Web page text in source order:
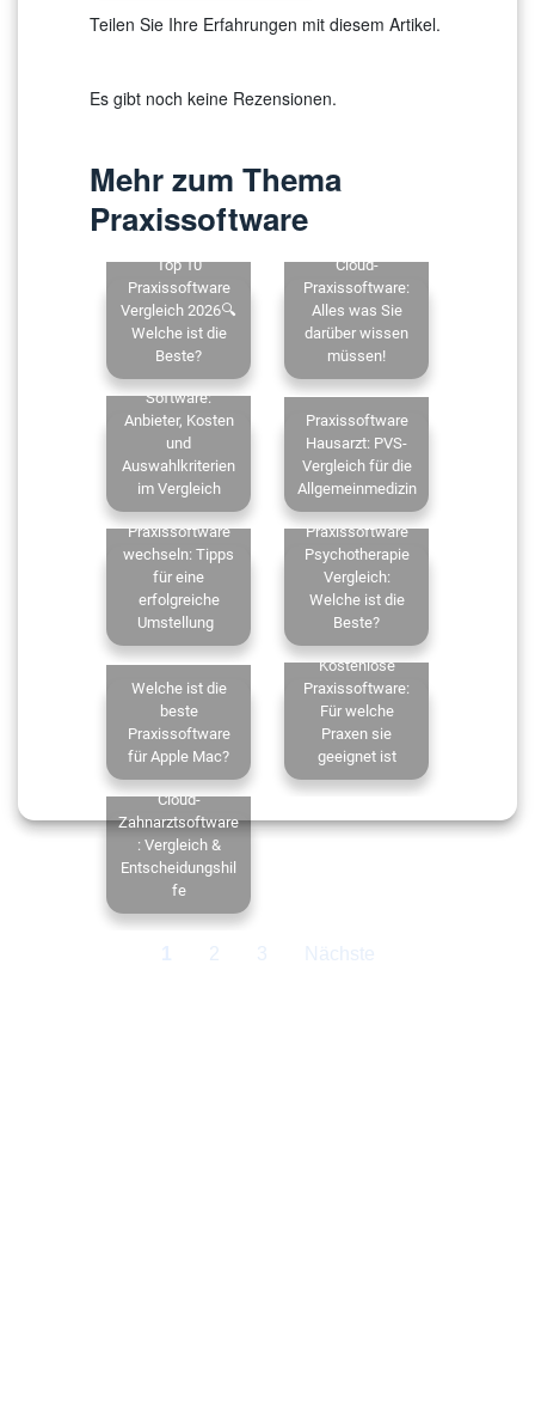
Teilen Sie Ihre Erfahrungen mit diesem Artikel.
Es gibt noch keine Rezensionen.
Mehr zum Thema
Praxissoftware
Top 10
Praxissoftware
Vergleich 2026🔍
Welche ist die
Beste?
Cloud-
Praxissoftware:
Alles was Sie
darüber wissen
müssen!
Zahnarzt
Software:
Anbieter, Kosten
und
Auswahlkriterien
im Vergleich
Praxissoftware
Hausarzt: PVS-
Vergleich für die
Allgemeinmedizin
Praxissoftware
wechseln: Tipps
für eine
erfolgreiche
Umstellung
Praxissoftware
Psychotherapie
Vergleich:
Welche ist die
Beste?
Welche ist die
beste
Praxissoftware
für Apple Mac?
Kostenlose
Praxissoftware:
Für welche
Praxen sie
geeignet ist
Cloud-
Zahnarztsoftware
: Vergleich &
Entscheidungshil
fe
2 3 Nächste
‹